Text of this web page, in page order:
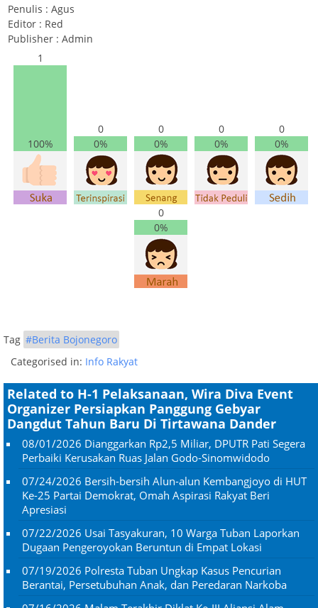
Penulis : Agus
Editor : Red
Publisher : Admin
1
100%
0
0%
0
0%
0
0%
0
0%
0
0%
Tag #Berita Bojonegoro
Categorised in: Info Rakyat
Related to H-1 Pelaksanaan, Wira Diva Event
Organizer Persiapkan Panggung Gebyar
Dangdut Tahun Baru Di Tirtawana Dander
08/01/2026 Dianggarkan Rp2,5 Miliar, DPUTR Pati Segera
Perbaiki Kerusakan Ruas Jalan Godo-Sinomwidodo
07/24/2026 Bersih-bersih Alun-alun Kembangjoyo di HUT
Ke-25 Partai Demokrat, Omah Aspirasi Rakyat Beri
Apresiasi
07/22/2026 Usai Tasyakuran, 10 Warga Tuban Laporkan
Dugaan Pengeroyokan Beruntun di Empat Lokasi
07/19/2026 Polresta Tuban Ungkap Kasus Pencurian
Berantai, Persetubuhan Anak, dan Peredaran Narkoba